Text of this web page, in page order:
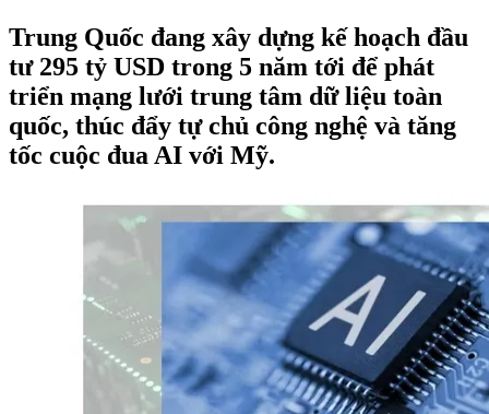
Trung Quốc đang xây dựng kế hoạch đầu
tư 295 tỷ USD trong 5 năm tới để phát
triển mạng lưới trung tâm dữ liệu toàn
quốc, thúc đẩy tự chủ công nghệ và tăng
tốc cuộc đua AI với Mỹ.